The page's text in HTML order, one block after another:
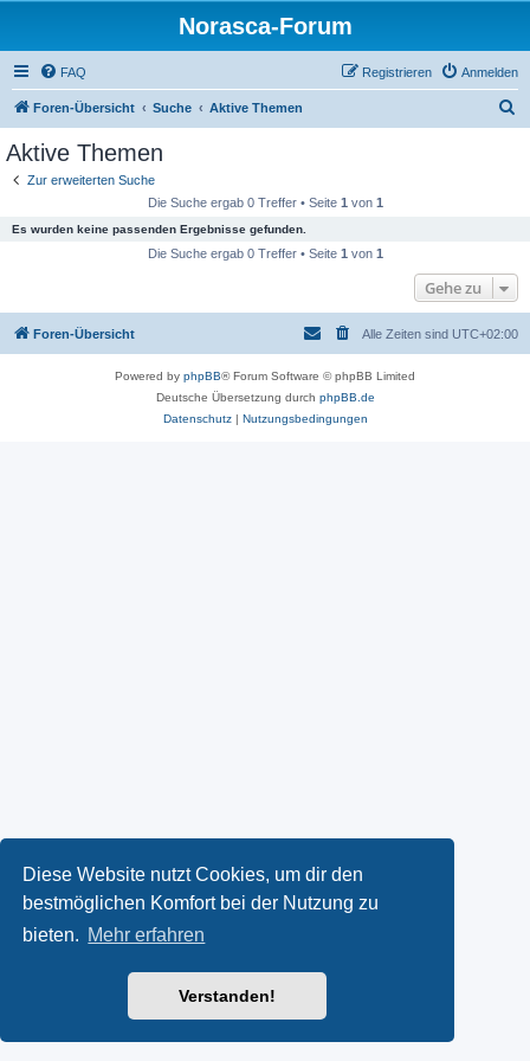
Diese Website nutzt Cookies, um dir den
bestmöglichen Komfort bei der Nutzung zu
bieten. Mehr erfahren
Verstanden!
Norasca-Forum
FAQ Anmelden
Registrieren
Foren-Übersicht Suche Aktive Themen
Aktive Themen
Zur erweiterten Suche
Die Suche ergab 0 Treffer • Seite 1 von 1
Es wurden keine passenden Ergebnisse gefunden.
Die Suche ergab 0 Treffer • Seite 1 von 1
Gehe zu
Foren-Übersicht Alle Zeiten sind UTC+02:00
Powered by phpBB® Forum Software © phpBB Limited
Deutsche Übersetzung durch phpBB.de
Datenschutz| Nutzungsbedingungen